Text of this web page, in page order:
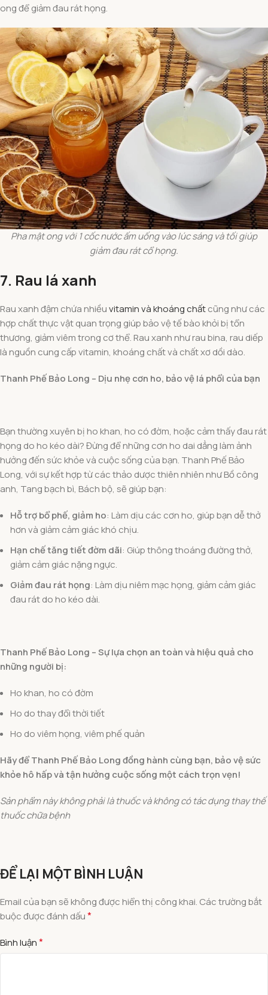
ong để giảm đau rát họng.
Pha mật ong với 1 cốc nước ấm uống vào lúc sáng và tối giúp
giảm đau rát cổ họng.
7. Rau lá xanh
Rau xanh đậm chứa nhiềuvitamin và khoáng chấtcũng như các
hợp chất thực vật quan trọng giúp bảo vệ tế bào khỏi bị tổn
thương, giảm viêm trong cơ thể. Rau xanh như rau bina, rau diếp
là nguồn cung cấp vitamin, khoáng chất và chất xơ dồi dào.
Thanh Phế Bảo Long – Dịu nhẹ cơn ho, bảo vệ lá phổi của bạn
Bạn thường xuyên bị ho khan, ho có đờm, hoặc cảm thấy đau rát
họng do ho kéo dài? Đừng để những cơn ho dai dẳng làm ảnh
hưởng đến sức khỏe và cuộc sống của bạn. Thanh Phế Bảo
Long, với sự kết hợp từ các thảo dược thiên nhiên như Bồ công
anh, Tang bạch bì, Bách bộ, sẽ giúp bạn:
Hỗ trợ bổ phế, giảm ho: Làm dịu các cơn ho, giúp bạn dễ thở
hơn và giảm cảm giác khó chịu.
Hạn chế tăng tiết đờm dãi: Giúp thông thoáng đường thở,
giảm cảm giác nặng ngực.
Giảm đau rát họng: Làm dịu niêm mạc họng, giảm cảm giác
đau rát do ho kéo dài.
Thanh Phế Bảo Long – Sự lựa chọn an toàn và hiệu quả cho
những người bị:
Ho khan, ho có đờm
Ho do thay đổi thời tiết
Ho do viêm họng, viêm phế quản
Hãy để Thanh Phế Bảo Long đồng hành cùng bạn, bảo vệ sức
khỏe hô hấp và tận hưởng cuộc sống một cách trọn vẹn!
Sản phẩm này không phải là thuốc và không có tác dụng thay thế
thuốc chữa bệnh
ĐỂ LẠI MỘT BÌNH LUẬN
Email của bạn sẽ không được hiển thị công khai. Các trường bắt
buộc được đánh dấu*
Bình luận*